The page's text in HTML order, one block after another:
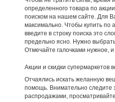
определенного товара по
поиском на нашем сайте. Для
максимально. Чтобы купить по
введите в строку поиска это
предельно ясно. Нужно
Отмечайте галочками нужное, и
Акции и скидки супермаркетов
Отчаялись искать желанную
помощь. Внимательно следите
распродажами,